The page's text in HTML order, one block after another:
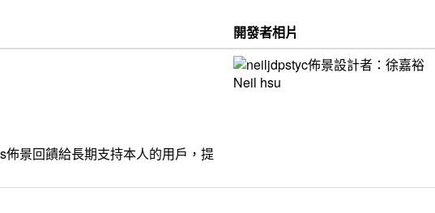
開發者相片
景回饋給長期支持本人的用戶，提